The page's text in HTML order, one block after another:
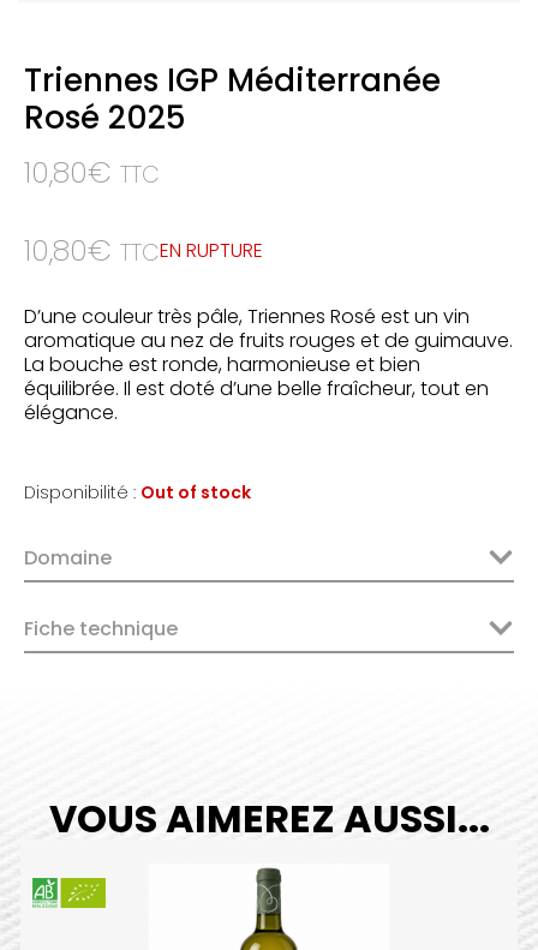
Triennes IGP Méditerranée
Rosé 2025
10,80€ TTC
10,80€ TTCEN RUPTURE
D’une couleur très pâle, Triennes Rosé est un vin
aromatique au nez de fruits rouges et de guimauve.
La bouche est ronde, harmonieuse et bien
équilibrée. Il est doté d’une belle fraîcheur, tout en
élégance.
Disponibilité : Out of stock
Domaine
Fiche technique
VOUS AIMEREZ AUSSI...